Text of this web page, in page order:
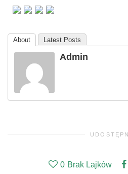
About Latest Posts
Admin
0 Brak Lajków